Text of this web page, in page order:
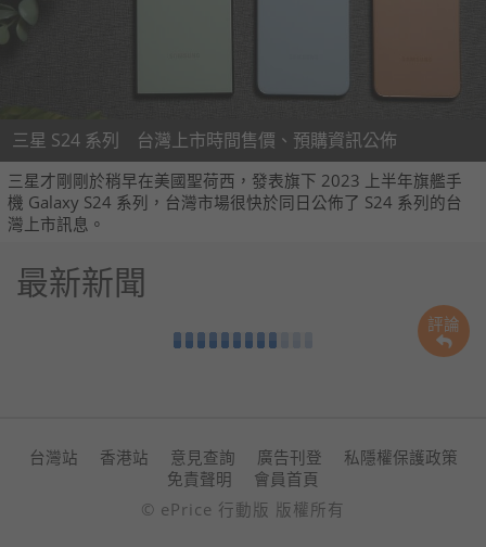
評論
三星 S24 系列 台灣上市時間售價、預購資訊公佈
三星才剛剛於稍早在美國聖荷西，發表旗下 2023 上半年旗艦手
機 Galaxy S24 系列，台灣市場很快於同日公佈了 S24 系列的台
灣上市訊息。
最新新聞
台灣站 香港站 意見查詢 廣告刊登
私隱權保護政策
免責聲明
會員首頁
© ePrice 行動版 版權所有